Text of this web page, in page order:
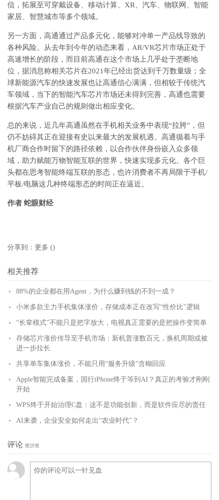
信，拓展至可穿戴设备、移动计算、XR、汽车、物联网、智能
家居、智慧城市等多个领域。
另一方面，高通通过产品多元化，能够对冲单一产品线导致的
各种风险。从去年到今年的动态来看，AR/VR芯片市场正处于
高速增长的阶段，而目前高通在这个市场上几乎处于垄断地
位，据消息称相关芯片在2021年已经出货达到千万数量级；全
球新能源汽车的快速发展也让高通信心满满，但相较于传统汽
车领域，当下的智能汽车芯片市场还未得到完善，高通也需要
根据汽车产业自己的规则做出相应变化。
总的来说，近几年高通虽然在手机相关业务中表现“拉胯”，但
仍不妨碍其正在迎接有史以来最大的发展机遇。高通循着与手
机厂商合作时留下的路径依赖，以合作伙伴身份嵌入众多领
域，助力赋能万物智能互联的世界，快速实现多元化。各个巨
头都在思考智能终端互联的形态，也许消费者不再局限于手机/
平板/电脑这几种终端形态的时间正在逼近。
作者 蛇眼财经
分享到： 更多 ()
相关推荐
88%的企业都在用Agent，为什么赚到钱的不到一成？
小米多款主力手机集体涨价，存储成本正在改写“性价比”逻辑
“长辈模式”不能只是把字放大，电视真正需要的是把操作变简单
存储芯片涨价传导至手机市场：新机普涨数百元，换机周期或被
进一步拉长
共享单车集体涨价，不能只用“服务升级”含糊回应
Apple智能完成备案，国行iPhone终于等到AI？真正的考验才刚刚
开始
WPS终于开始治理C盘：这不是功能创新，而是软件应尽的责任
AI来袭，企业安全如何走出“农业时代”？
评论 抢沙发